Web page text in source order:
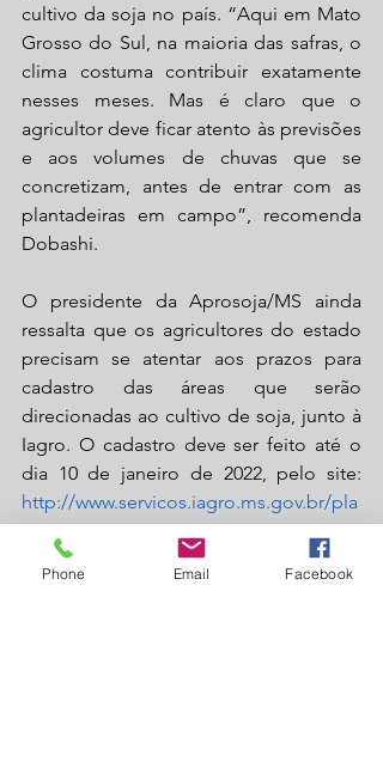
cultivo da soja no país. “Aqui em Mato
Grosso do Sul, na maioria das safras, o
clima costuma contribuir exatamente
nesses meses. Mas é claro que o
agricultor deve ficar atento às previsões
e aos volumes de chuvas que se
concretizam, antes de entrar com as
plantadeiras em campo”, recomenda
Dobashi.
O presidente da Aprosoja/MS ainda
ressalta que os agricultores do estado
precisam se atentar aos prazos para
cadastro das áreas que serão
direcionadas ao cultivo de soja, junto à
Iagro. O cadastro deve ser feito até o
http://www.servicos.iagro.ms.gov.br/pla
ntio.
Fonte: Aprosoja/MS
Phone Email Facebook